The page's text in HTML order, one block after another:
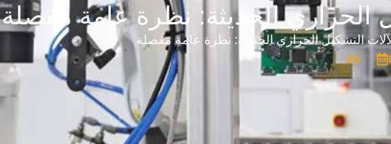
الحراري الحديثة: نظرة عامة مفصلة
التشكيل الحراري الحديثة: نظرة عامة مفصلة